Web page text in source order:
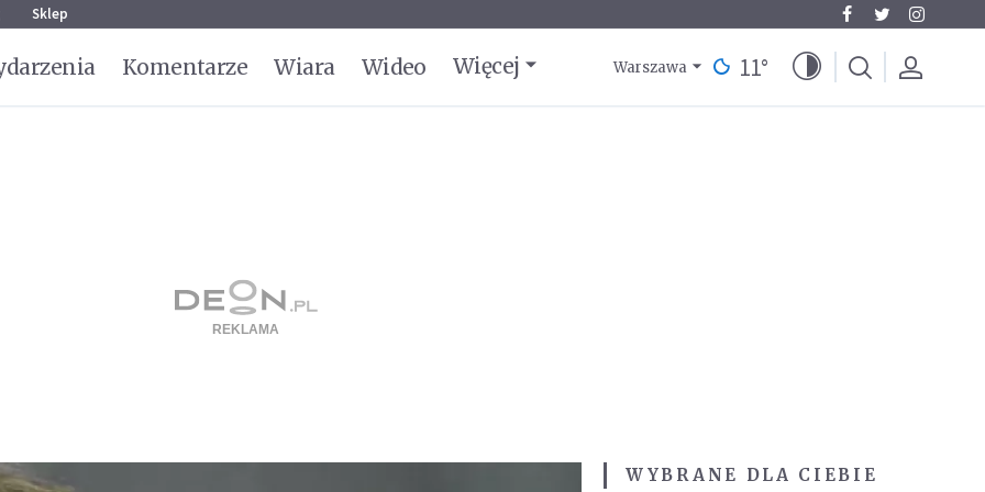
Sklep
Komentarze Wiara Wideo Więcej Warszawa 11°
WYBRANE DLA CIEBIE